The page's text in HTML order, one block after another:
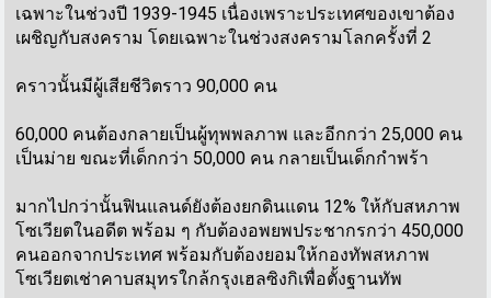
เฉพาะในช่วงปี 1939-1945 เนื่องเพราะประเทศของเขาต้อง
เผชิญกับสงคราม โดยเฉพาะในช่วงสงครามโลกครั้งที่ 2
คราวนั้นมีผู้เสียชีวิตราว 90,000 คน
60,000 คนต้องกลายเป็นผู้ทุพพลภาพ และอีกกว่า 25,000 คน
เป็นม่าย ขณะที่เด็กกว่า 50,000 คน กลายเป็นเด็กกำพร้า
มากไปกว่านั้นฟินแลนด์ยังต้องยกดินแดน 12% ให้กับสหภาพ
โซเวียตในอดีต พร้อม ๆ กับต้องอพยพประชากรกว่า 450,000
คนออกจากประเทศ พร้อมกับต้องยอมให้กองทัพสหภาพ
โซเวียตเช่าคาบสมุทรใกล้กรุงเฮลซิงกิเพื่อตั้งฐานทัพ